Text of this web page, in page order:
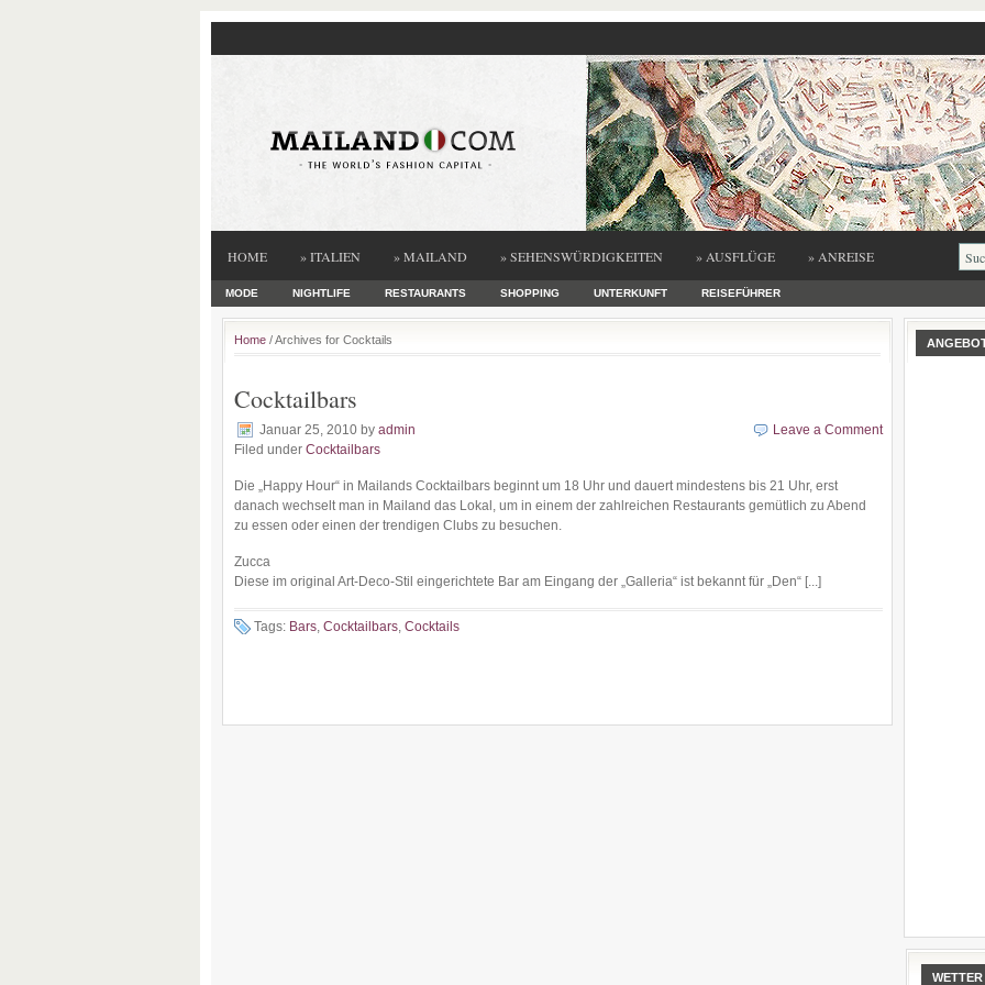
HOME » ITALIEN » MAILAND » SEHENSWÜRDIGKEITEN » AUSFLÜGE » ANREISE
MODE NIGHTLIFE RESTAURANTS SHOPPING UNTERKUNFT REISEFÜHRER
Home / Archives for Cocktails
Cocktailbars
Januar 25, 2010 by admin
Filed under Cocktailbars
Leave a Comment
Die „Happy Hour“ in Mailands Cocktailbars beginnt um 18 Uhr und dauert mindestens bis 21 Uhr, erst
danach wechselt man in Mailand das Lokal, um in einem der zahlreichen Restaurants gemütlich zu Abend
zu essen oder einen der trendigen Clubs zu besuchen.
Zucca
Diese im original Art-Deco-Stil eingerichtete Bar am Eingang der „Galleria“ ist bekannt für „Den“ [...]
Tags: Bars, Cocktailbars, Cocktails
WETTER